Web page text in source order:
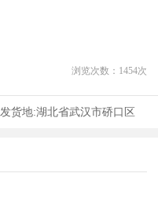
浏览次数： 1454次
发货地:湖北省武汉市硚口区